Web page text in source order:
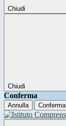
Chiudi
Chiudi
Conferma
Annulla Conferma